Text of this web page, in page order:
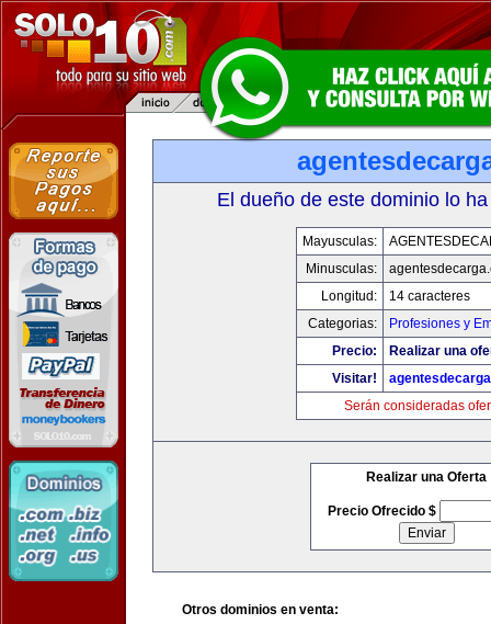
El dueño de este dominio lo
Mayusculas:
Minusculas:
Longitud:
14 caracteres
Categorias:
Profesiones y
Precio:
Realizar una
Visitar!
Serán consideradas
Realizar una Oferta
Precio Ofrecido $
Otros dominios en venta: